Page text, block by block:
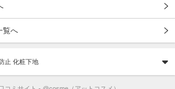
覧へ
止 化粧下地